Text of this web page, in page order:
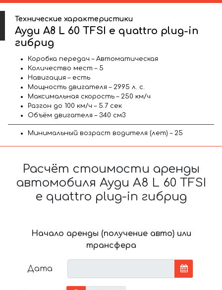
Технические характеристики
Ауди A8 L 60 TFSI e quattro plug-in
гибрид
Коробка передач – Автоматическая
Количество мест – 5
Навигация – есть
Мощность двигателя – 2995 л. с.
Максимальная скорость – 250 км/ч
Разгон до 100 км/ч – 5.7 сек
Объём двигателя – 340 см3
Минимальный возраст водителя (лет) – 25
Расчёт стоимости аренды
автомобиля Ауди A8 L 60 TFSI
e quattro plug-in гибрид
Начало аренды (получение авто) или
трансфера
Дата